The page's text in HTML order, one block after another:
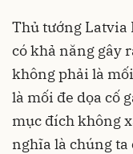
Thủ tướng
có khả năng gây
không phải là
là mối đe dọa cố
mục đích không
nghĩa là chúng